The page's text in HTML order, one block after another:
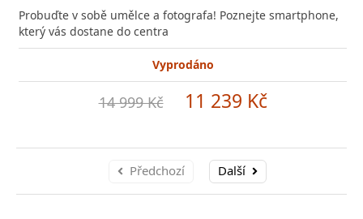
Probuďte v sobě umělce a fotografa! Poznejte smartphone,
který vás dostane do centra
Vyprodáno
14 999 Kč 11 239 Kč
Předchozí Další